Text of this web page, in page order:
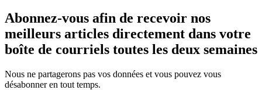
Abonnez-vous afin de recevoir nos
meilleurs articles directement dans votre
boîte de courriels toutes les deux semaines
Nous ne partagerons pas vos données et vous pouvez vous
désabonner en tout temps.